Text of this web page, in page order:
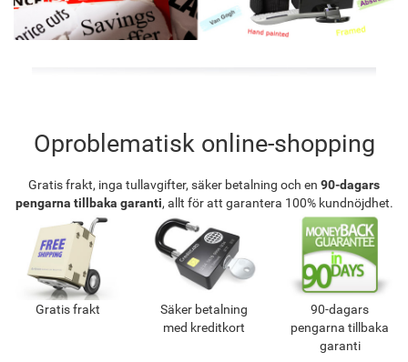
Oproblematisk online-shopping
Gratis frakt, inga tullavgifter, säker betalning och en 90-dagars
pengarna tillbaka garanti, allt för att garantera 100% kundnöjdhet.
Gratis frakt
Säker betalning
med kreditkort
90-dagars
pengarna tillbaka
garanti